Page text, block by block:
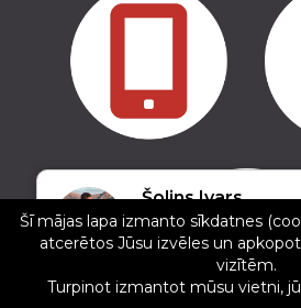
Copyright © 2016 - 2026, SIA
Mājas lapas izstrāde
Šolins Ivars
5/5
17.02.2025
Ļoti laba un laipna
Šī mājas lapa izmanto sīkdatnes
atcerētos Jūsu izvēles un
vizītēm.
Turpinot izmantot mūsu vietni,